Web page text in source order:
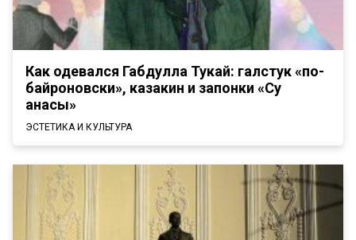
Как одевался Габдулла Тукай: галстук «по-
байроновски», казакин и запонки «Су
анасы»
ЭСТЕТИКА И КУЛЬТУРА